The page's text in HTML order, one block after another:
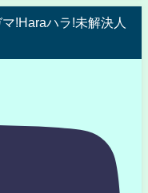
!Haraハラ!未解決人